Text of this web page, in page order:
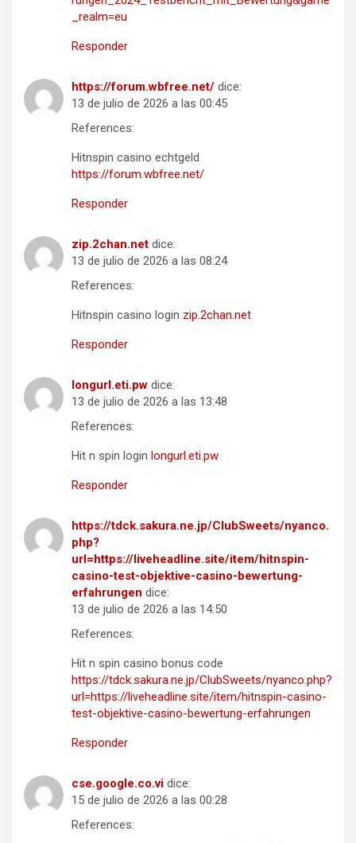
_realm=eu
Responder
https://forum.wbfree.net/ dice:
13 de julio de 2026 a las 00:45
References:
Hitnspin casino echtgeld
https://forum.wbfree.net/
Responder
zip.2chan.net dice:
13 de julio de 2026 a las 08:24
References:
Hitnspin casino login zip.2chan.net
Responder
longurl.eti.pw dice:
13 de julio de 2026 a las 13:48
References:
Hit n spin login longurl.eti.pw
Responder
https://tdck.sakura.ne.jp/ClubSweets/nyanco.
php?
url=https://liveheadline.site/item/hitnspin-
casino-test-objektive-casino-bewertung-
erfahrungen dice:
13 de julio de 2026 a las 14:50
References:
Hit n spin casino bonus code
https://tdck.sakura.ne.jp/ClubSweets/nyanco.php?
url=https://liveheadline.site/item/hitnspin-casino-
test-objektive-casino-bewertung-erfahrungen
Responder
cse.google.co.vi dice:
15 de julio de 2026 a las 00:28
References: